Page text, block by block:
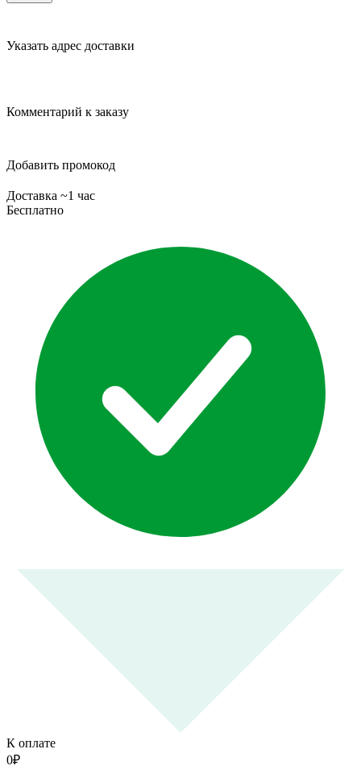
Указать адрес доставки
Комментарий к заказу
Добавить промокод
Доставка ~1 час
Бесплатно
К оплате
0₽